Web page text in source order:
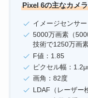
Pixel 6の主なカメ
イメージセンサー
5000万画素（
技術で1250万画
F値：1.85
ピクセル幅：
画角：82度
LDAF（レーザ